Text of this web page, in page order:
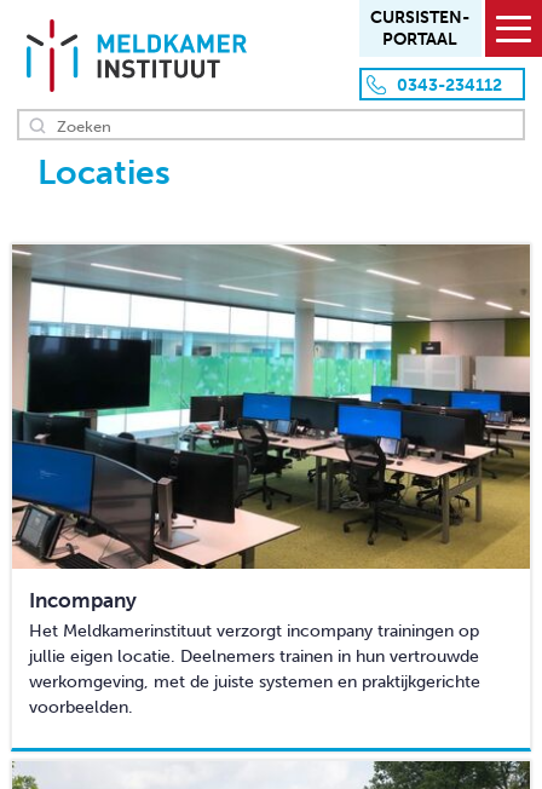
Locaties
Incompany
Het Meldkamerinstituut verzorgt incompany trainingen op
jullie eigen locatie. Deelnemers trainen in hun vertrouwde
werkomgeving, met de juiste systemen en praktijkgerichte
voorbeelden.
0343-234112
OVER ONS
Missie en visie
Aanpak en werkwijze
Locaties
Klanten
OVERZICHT PRODUCTEN
CONTACT
CURSISTEN­
PORTAAL